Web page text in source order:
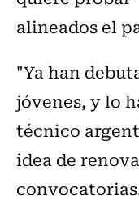
alineados el
"Ya han
jóvenes, y lo
técnico
idea de